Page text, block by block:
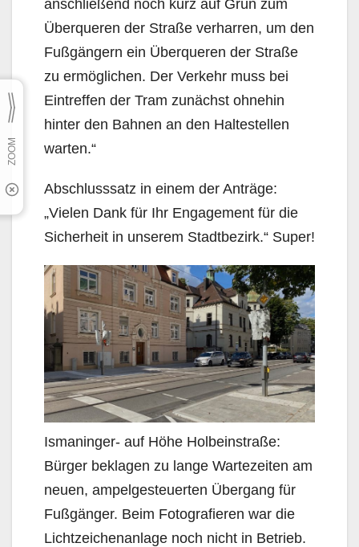
anschließend noch kurz auf Grün zum
Überqueren der Straße verharren, um den
Fußgängern ein Überqueren der Straße
zu ermöglichen. Der Verkehr muss bei
Eintreffen der Tram zunächst ohnehin
hinter den Bahnen an den Haltestellen
warten.“
Abschlusssatz in einem der Anträge:
„Vielen Dank für Ihr Engagement für die
Sicherheit in unserem Stadtbezirk.“ Super!
Ismaninger- auf Höhe Holbeinstraße:
Bürger beklagen zu lange Wartezeiten am
neuen, ampelgesteuerten Übergang für
Fußgänger. Beim Fotografieren war die
Lichtzeichenanlage noch nicht in Betrieb.